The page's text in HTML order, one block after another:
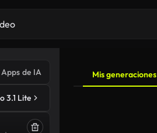
Apps de IA
3.1 Lite
Mis generaciones